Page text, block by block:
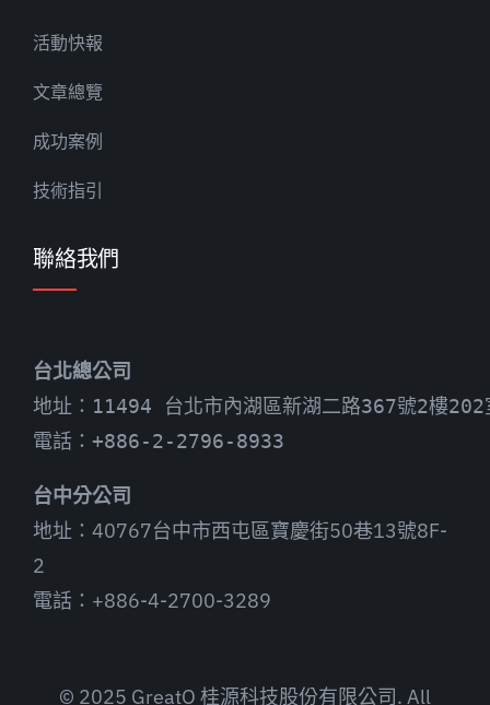
活動快報
文章總覽
成功案例
技術指引
聯絡我們
台北總公司
地址：11494 台北市內湖區新湖二路367號2樓202
電話：+886-2-2796-8933
台中分公司
地址：40767台中市西屯區寶慶街50巷13號8F-
2
電話：+886-4-2700-3289
© 2025 GreatO 桂源科技股份有限公司. All